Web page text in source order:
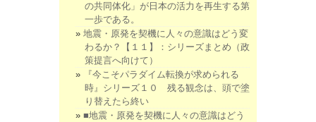
の共同体化」が日本の活力を再生する第
一歩である。
地震・原発を契機に人々の意識はどう変
わるか？【１１】：シリーズまとめ（政
策提言へ向けて）
『今こそパラダイム転換が求められる
時』シリーズ１０ 残る観念は、頭で塗
り替えたら終い
■地震・原発を契機に人々の意識はどう